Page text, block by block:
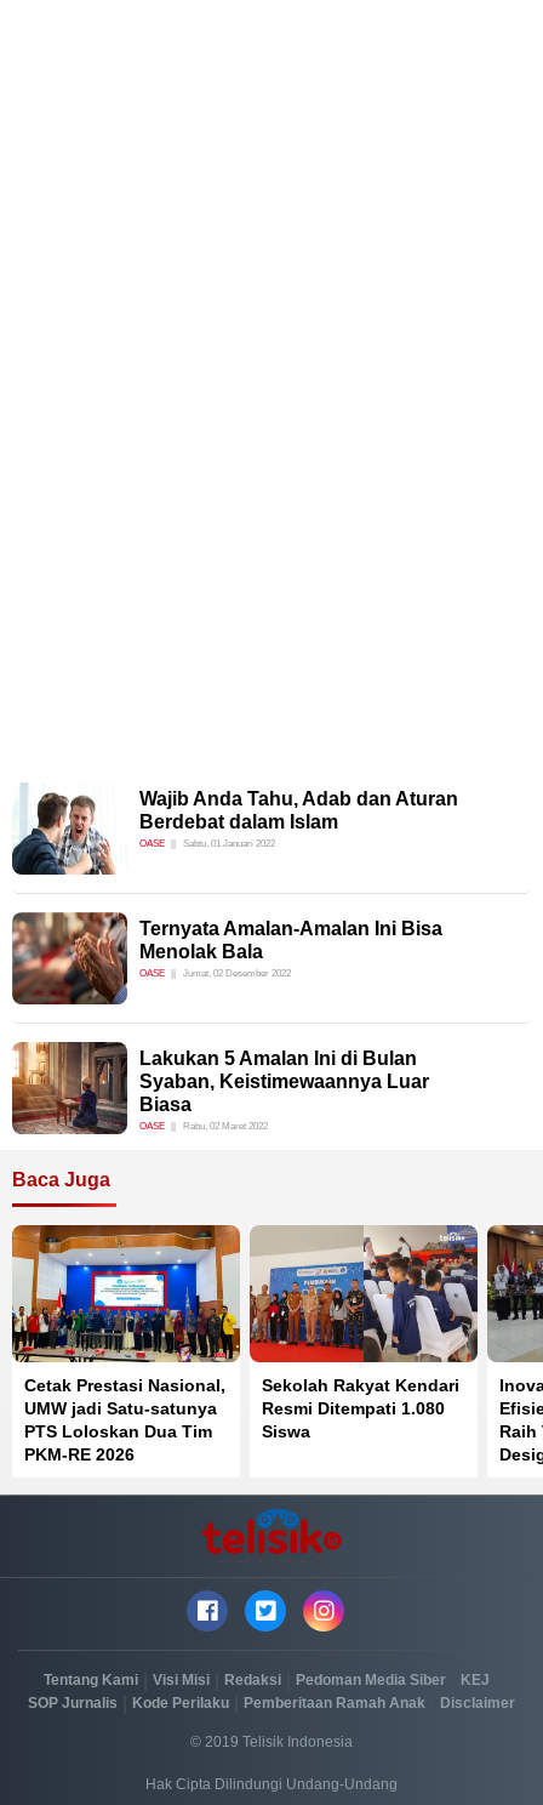
Wajib Anda Tahu, Adab dan Aturan
Berdebat dalam Islam
OASE Sabtu, 01 Januari 2022
Ternyata Amalan-Amalan Ini Bisa
Menolak Bala
OASE Jumat, 02 Desember 2022
Lakukan 5 Amalan Ini di Bulan
Syaban, Keistimewaannya Luar
Biasa
OASE Rabu, 02 Maret 2022
Baca Juga
Cetak Prestasi Nasional,
UMW jadi Satu-satunya
PTS Loloskan Dua Tim
PKM-RE 2026
Sekolah Rakyat Kendari
Resmi Ditempati 1.080
Siswa
Raih
Tentang Kami Visi Misi Redaksi Pedoman Media Siber KEJ
SOP Jurnalis Kode Perilaku Pemberitaan Ramah Anak Disclaimer
© 2019 Telisik Indonesia
Hak Cipta Dilindungi Undang-Undang